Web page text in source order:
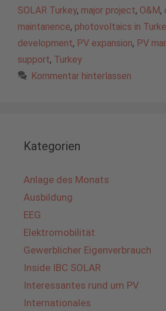
SOLAR Turkey, major project, O&M,
maintanence, photovoltaics in
development, PV expansion, PV
support, Turkey
Kommentar hinterlassen
Kategorien
Anlage des Monats
Ausbildung
EEG
Elektromobilität
Gewerblicher Eigenverbrauch
Inside IBC SOLAR
Interessantes rund um PV
Internationales